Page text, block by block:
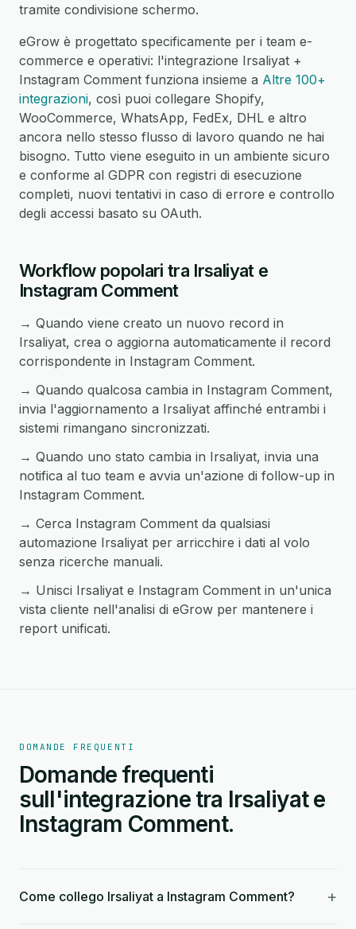
tramite condivisione schermo.
eGrow è progettato specificamente per i team e-
commerce e operativi: l'integrazione Irsaliyat +
Instagram Comment funziona insieme a Altre 100+
integrazioni, così puoi collegare Shopify,
WooCommerce, WhatsApp, FedEx, DHL e altro
ancora nello stesso flusso di lavoro quando ne hai
bisogno. Tutto viene eseguito in un ambiente sicuro
e conforme al GDPR con registri di esecuzione
completi, nuovi tentativi in caso di errore e controllo
degli accessi basato su OAuth.
Workflow popolari tra Irsaliyat e
Instagram Comment
→ Quando viene creato un nuovo record in
Irsaliyat, crea o aggiorna automaticamente il record
corrispondente in Instagram Comment.
→ Quando qualcosa cambia in Instagram Comment,
invia l'aggiornamento a Irsaliyat affinché entrambi i
sistemi rimangano sincronizzati.
→ Quando uno stato cambia in Irsaliyat, invia una
notifica al tuo team e avvia un'azione di follow-up in
Instagram Comment.
→ Cerca Instagram Comment da qualsiasi
automazione Irsaliyat per arricchire i dati al volo
senza ricerche manuali.
→ Unisci Irsaliyat e Instagram Comment in un'unica
vista cliente nell'analisi di eGrow per mantenere i
report unificati.
DOMANDE FREQUENTI
Domande frequenti
sull'integrazione tra Irsaliyat e
Instagram Comment.
Come collego Irsaliyat a Instagram Comment? +